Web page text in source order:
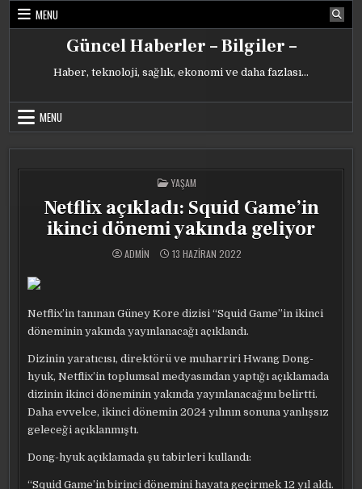
Skip
MENU
Güncel Haberler – Bilgiler –
Haber, teknoloji, sağlık, ekonomi ve daha fazlası…
MENU
POSTED
IN
YAŞAM
Netflix açıkladı: Squid Game’in
ikinci dönemi yakında geliyor
ADMIN 13 HAZIRAN 2022
Netflix’in tanınan Güney Kore dizisi “Squid Game”in ikinci
döneminin yakında yayınlanacağı açıklandı.
Dizinin yaratıcısı, direktörü ve muharriri Hwang Dong-
hyuk, Netflix’in toplumsal medyasından yaptığı açıklamada
dizinin ikinci döneminin yakında yayınlanacağını belirtti.
Daha evvelce, ikinci dönemin 2024 yılının sonuna yanlışsız
geleceği açıklanmıştı.
Dong-hyuk açıklamada şu tabirleri kullandı:
“Squid Game’in birinci dönemini hayata geçirmek 12 yıl aldı.